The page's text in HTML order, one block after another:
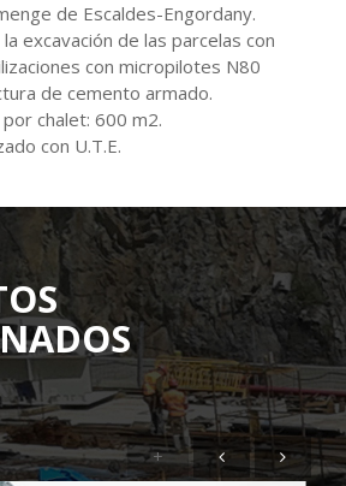
de Escaldes-Engordany.
excavación de las parcelas con
con micropilotes N80
de cemento armado.
chalet: 600 m2.
con U.T.E.
+